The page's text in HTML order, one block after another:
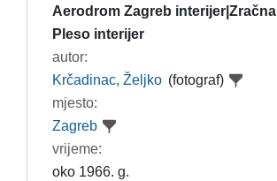
Aerodrom Zagreb
Pleso interijer
autor:
Krčadinac, Željko (fotograf)
mjesto:
Zagreb
vrijeme:
oko 1966. g.